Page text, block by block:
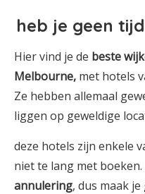
heb je geen
Hier vind je de beste
Melbourne, met hotels
Ze hebben allemaal
liggen op geweldige
deze hotels zijn enkele
niet te lang met
annulering, dus maak